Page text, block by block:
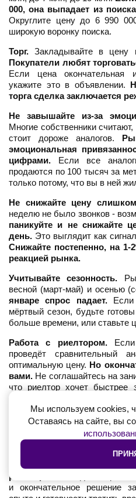
000, она выпадает из
Округлите цену до 6 990
широкую воронку поиска.
Торг. Закладывайте в цену
Покупатели любят
Если цена окончательная
укажите это в объявлении.
торга сделка заключается
Не завышайте из-за
Многие собственники
стоит дороже аналогов.
эмоциональная
цифрами. Если все
продаются по 100 тысяч за
только потому, что вы в ней
Не снижайте цену
неделю не было звонков -
паникуйте и не снижайте
день. Это выглядит как
Снижайте постепенно, на 1-
реакцией рынка.
Учитывайте сезонность.
весной (март-май) и осенью
январе спрос падает.Если
мёртвый сезон, будьте
больше времени, или ставьте
Работа с риелтором.Если
проведёт сравнительный
оптимальную цену. Но
вами. Не соглашайтесь на
что риелтор хочет быстрее
приведёт к обратному
Работа с
Вечный вопрос: продавать
риелтора?
У каждого
и окончательное решение
Мы используем cookies,
Оставаясь на сайте, вы